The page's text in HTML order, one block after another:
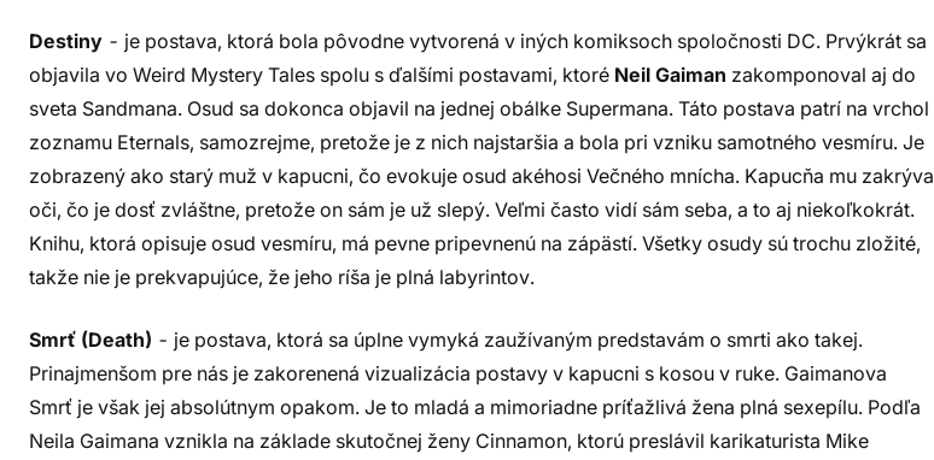
Destiny - je postava, ktorá bola pôvodne vytvorená v iných komiksoch spoločnosti DC. Prvýkrát sa
objavila vo Weird Mystery Tales spolu s ďalšími postavami, ktoré Neil Gaiman zakomponoval aj do
sveta Sandmana. Osud sa dokonca objavil na jednej obálke Supermana. Táto postava patrí na vrchol
zoznamu Eternals, samozrejme, pretože je z nich najstaršia a bola pri vzniku samotného vesmíru. Je
zobrazený ako starý muž v kapucni, čo evokuje osud akéhosi Večného mnícha. Kapucňa mu zakrýva
oči, čo je dosť zvláštne, pretože on sám je už slepý. Veľmi často vidí sám seba, a to aj niekoľkokrát.
Knihu, ktorá opisuje osud vesmíru, má pevne pripevnenú na zápästí. Všetky osudy sú trochu zložité,
takže nie je prekvapujúce, že jeho ríša je plná labyrintov.
Smrť (Death) - je postava, ktorá sa úplne vymyká zaužívaným predstavám o smrti ako takej.
Prinajmenšom pre nás je zakorenená vizualizácia postavy v kapucni s kosou v ruke. Gaimanova
Smrť je však jej absolútnym opakom. Je to mladá a mimoriadne príťažlivá žena plná sexepílu. Podľa
Neila Gaimana vznikla na základe skutočnej ženy Cinnamon, ktorú preslávil karikaturista Mike